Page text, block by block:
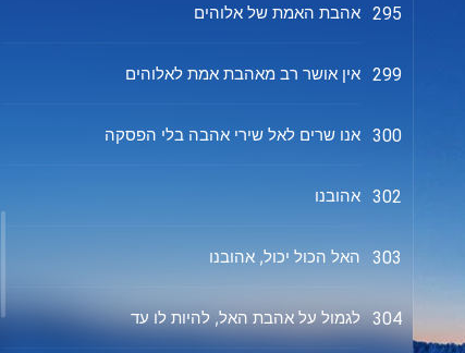
295 אהבת האמת של אלוהים
299 אין אושר רב מאהבת אמת לאלוהים
300 אנו שרים לאל שירי אהבה בלי הפסקה
302 אהובנו
303 האל הכול יכול, אהובנו
304 לגמול על אהבת האל, להיות לו עד